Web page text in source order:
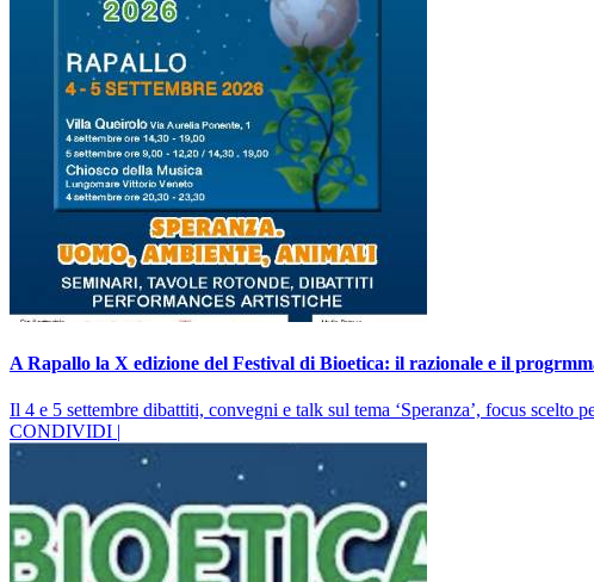
A Rapallo la X edizione del Festival di Bioetica: il razionale e il
Il 4 e 5 settembre dibattiti, convegni e talk sul tema ‘Speranza’, focus
CONDIVIDI |